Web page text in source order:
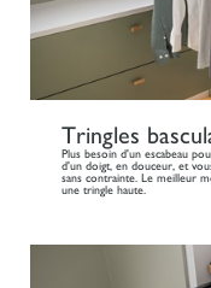
Tringles
Plus besoin d'un escabeau
d'un doigt, en douceur, et
sans contrainte. Le meilleur
une tringle haute.